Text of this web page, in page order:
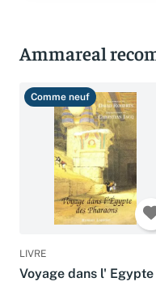
Ammareal
Comme neuf
LIVRE
Voyage dans l' Egypte